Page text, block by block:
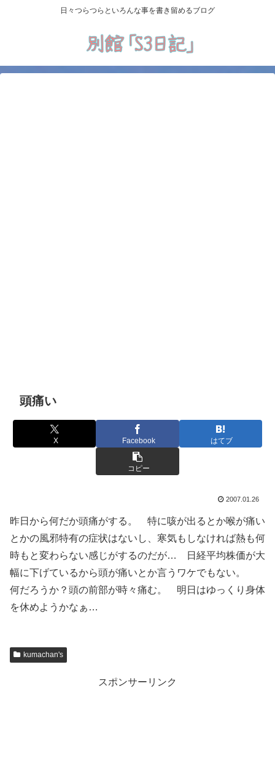
日々つらつらといろんな事を書き留めるブログ
頭痛い
X Facebook はてブ
コピー
2007.01.26
昨日から何だか頭痛がする。 特に咳が出るとか喉が痛い
とかの風邪特有の症状はないし、寒気もしなければ熱も何
時もと変わらない感じがするのだが… 日経平均株価が大
幅に下げているから頭が痛いとか言うワケでもない。
何だろうか？頭の前部が時々痛む。 明日はゆっくり身体
を休めようかなぁ…
kumachan's
スポンサーリンク